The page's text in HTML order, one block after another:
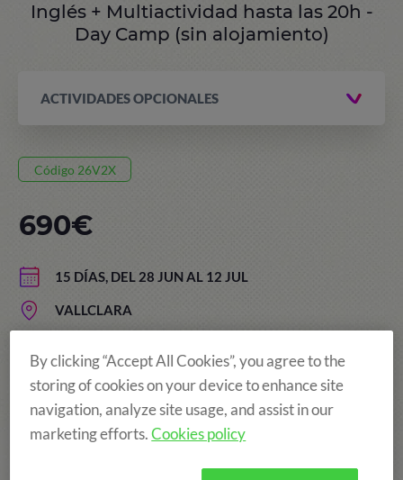
Inglés + Multiactividad hasta las 20h -
Day Camp (sin alojamiento)
ACTIVIDADES OPCIONALES
Código 26V2X
15 DÍAS, DEL 28 JUN AL 12 JUL
VALLCLARA
690€
¡Más diversión!
By clicking “Accept All Cookies”, you agree to the
storing of cookies on your device to enhance site
navigation, analyze site usage, and assist in our
marketing efforts.Cookies policy